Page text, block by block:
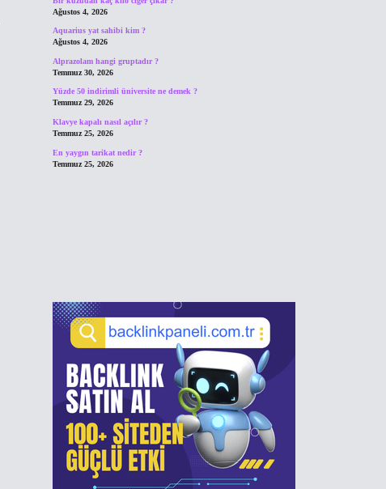
Ağustos 4, 2026
Aquarius yat sahibi kim ?
Ağustos 4, 2026
Alprazolam hangi gruptadır ?
Temmuz 30, 2026
Yüzde 50 indirimli üniversite ne demek ?
Temmuz 29, 2026
Klavye kapalı nasıl açılır ?
Temmuz 25, 2026
En yaygın tarikat nedir ?
Temmuz 25, 2026